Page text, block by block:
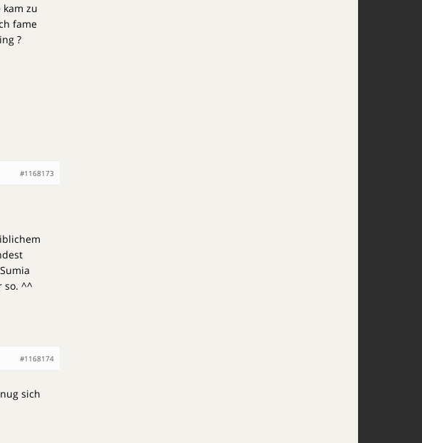
zu
fame
?
#1168173
so. ^^
#1168174
sich